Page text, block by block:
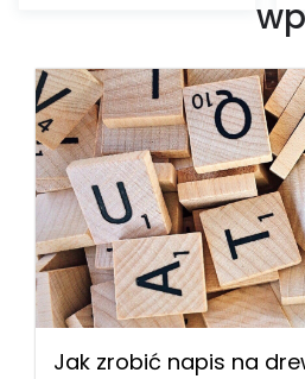
Jak zrobić napis na